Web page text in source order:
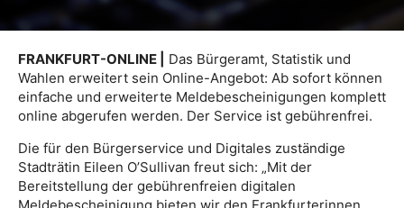
FRANKFURT-ONLINE |
Das Bürgeramt, Statistik und
Wahlen erweitert sein Online-Angebot: Ab sofort können
einfache und erweiterte Meldebescheinigungen komplett
online abgerufen werden. Der Service ist gebührenfrei.
Die für den Bürgerservice und Digitales zuständige
Stadträtin Eileen O’Sullivan freut sich: „Mit der
Bereitstellung der gebührenfreien digitalen
Meldebescheinigung bieten wir den Frankfurterinnen